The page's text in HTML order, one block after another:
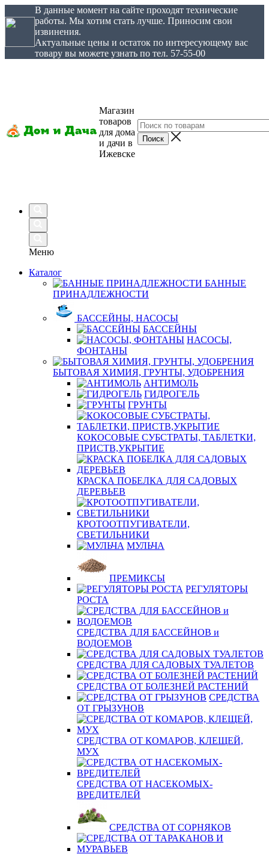
В данные момент на сайте проходят технические
работы. Мы хотим стать лучше. Приносим свои
извинения.
Актуальные цены и остаток по интересующему вас
товару вы можете узнать по тел. 57-55-00
Магазин
товаров
для дома
и дачи в
Ижевске
Меню
Каталог
БАННЫЕ
ПРИНАДЛЕЖНОСТИ
БАССЕЙНЫ, НАСОСЫ
БАССЕЙНЫ
НАСОСЫ,
ФОНТАНЫ
БЫТОВАЯ ХИМИЯ, ГРУНТЫ, УДОБРЕНИЯ
АНТИМОЛЬ
ГИДРОГЕЛЬ
ГРУНТЫ
КОКОСОВЫЕ СУБСТРАТЫ, ТАБЛЕТКИ,
ПРИСТВ,УКРЫТИЕ
КРАСКА ПОБЕЛКА ДЛЯ САДОВЫХ
ДЕРЕВЬЕВ
КРОТООТПУГИВАТЕЛИ,
СВЕТИЛЬНИКИ
МУЛЬЧА
ПРЕМИКСЫ
РЕГУЛЯТОРЫ
РОСТА
СРЕДСТВА ДЛЯ БАССЕЙНОВ и
ВОДОЕМОВ
СРЕДСТВА ДЛЯ САДОВЫХ ТУАЛЕТОВ
СРЕДСТВА ОТ БОЛЕЗНЕЙ РАСТЕНИЙ
СРЕДСТВА
ОТ ГРЫЗУНОВ
СРЕДСТВА ОТ КОМАРОВ, КЛЕЩЕЙ,
МУХ
СРЕДСТВА ОТ НАСЕКОМЫХ-
ВРЕДИТЕЛЕЙ
СРЕДСТВА ОТ СОРНЯКОВ